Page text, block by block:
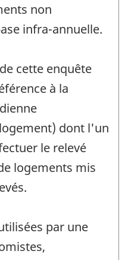
non
infra-annuelle.
cette enquête
à la
dont l'un
le relevé
logements mis
par une